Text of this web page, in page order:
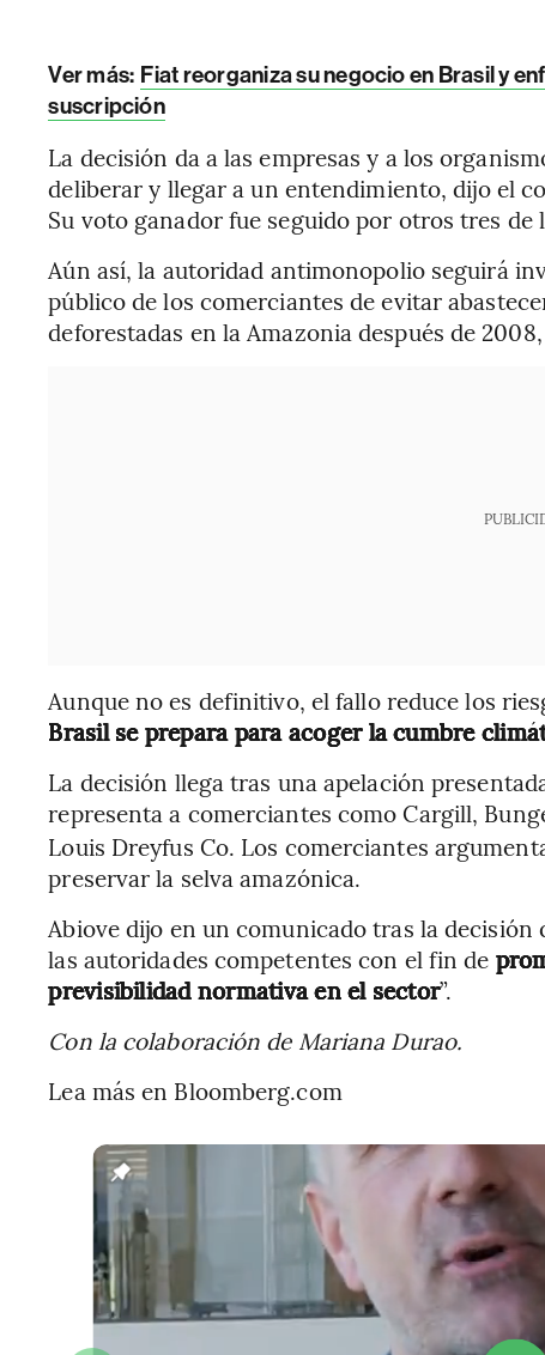
Ver más: Fiat reorganiza su negocio en Brasil y
suscripción
La decisión da a las empresas y a los
deliberar y llegar a un entendimiento, dijo el
Su voto ganador fue seguido por otros tres de
Aún así, la autoridad antimonopolio seguirá
público de los comerciantes de evitar
deforestadas en la Amazonia después de 2008,
Aunque no es definitivo, el fallo reduce los
Brasil se prepara para acoger la cumbre
La decisión llega tras una apelación
representa a comerciantes como Cargill,
Louis Dreyfus Co. Los comerciantes
preservar la selva amazónica.
Abiove dijo en un comunicado tras la
las autoridades competentes con el fin de
previsibilidad normativa en el sector”.
Con la colaboración de Mariana Durao.
Lea más en Bloomberg.com